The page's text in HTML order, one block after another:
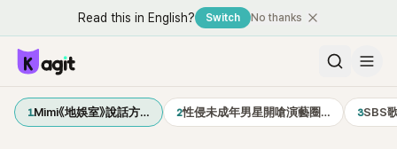
Read this in English? Switch No thanks
1Mimi《地娛室》說話方… 2性侵未成年男星開嗆演藝圈… 3SBS